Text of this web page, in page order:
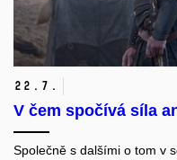
22. 7.
V čem spočívá síla
Společně s dalšími o tom v